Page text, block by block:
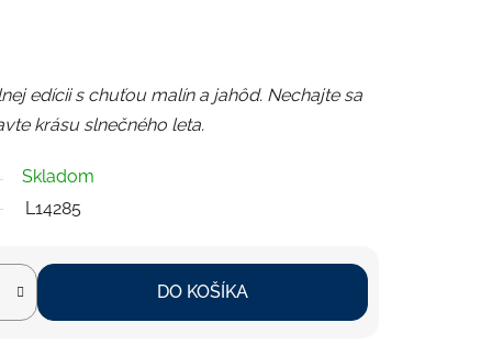
edícii s chuťou malín a jahôd. Nechajte sa
krásu slnečného leta.
Skladom
L14285
DO KOŠÍKA